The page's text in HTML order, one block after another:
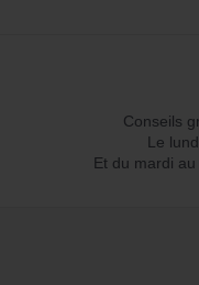
Conseils
Le
Et du mardi